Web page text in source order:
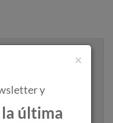
×
y
la última